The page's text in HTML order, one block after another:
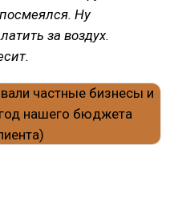
Ну
за воздух.